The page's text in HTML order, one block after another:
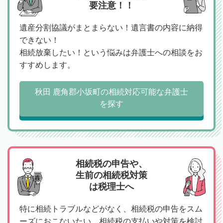
要注意！！
遺産分割協議がまとまらない！遺言書の内容に納得
できない！
相続放棄したい！という悩みは弁護士への相談をお
すすめします。
秋田 鹿角郡小坂町の相続対応可能な弁護士
を探す
相続税の申告や、
生前の相続税対策
は税理士へ
特に相続トラブルなどがなく、相続税の申告をスム